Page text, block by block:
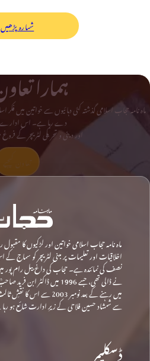
شمارہ پڑھیں
ہمارا
ماہ نامہ حجاب اسلامی گذشتہ کئی دہائیوں سے خواتین میں
دے رہا ہے۔ اس ادارے
اور دینی و تحریکی لٹریچر کے
ماہ نامہ حجاب اسلامی خواتین اور لڑکیوں کا
اخلاقیات اور تعلیمات پر مبنی لٹریچر کو سماج
نے ڈالی تھی، جسے 1996 میں
میں رہنے کے بعد نومبر
سے شمشاد حسین فلاحی کے زیرِ ادارت شائع ہو
ڈسکلیمر